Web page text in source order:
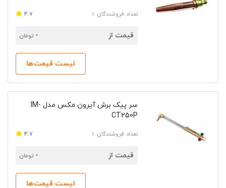
تعداد فروشندگان :1 4.7
قیمت از - تومان
لیست قیمت‌ها
سر پیک برش آیرون مکس مدل IM-
CT250P
تعداد فروشندگان :1 4.7
قیمت از - تومان
لیست قیمت‌ها